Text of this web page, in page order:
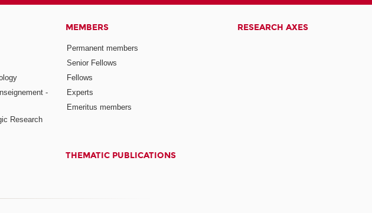
-
Research
MEMBERS
Permanent members
Senior Fellows
Fellows
Experts
Emeritus members
RESEARCH AXES
THEMATIC PUBLICATIONS